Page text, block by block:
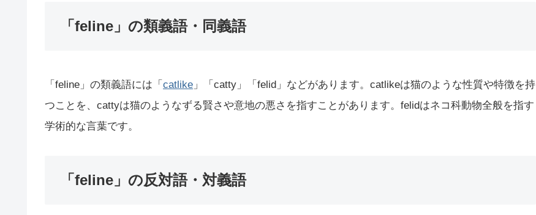
「feline」の類義語・同義語
「feline」の類義語には「 catlike 」「catty」「felid」などがあります。catlikeは猫のような性質や特徴を持
つことを、cattyは猫のようなずる賢さや意地の悪さを指すことがあります。felidはネコ科動物全般を指す
学術的な言葉です。
「feline」の反対語・対義語